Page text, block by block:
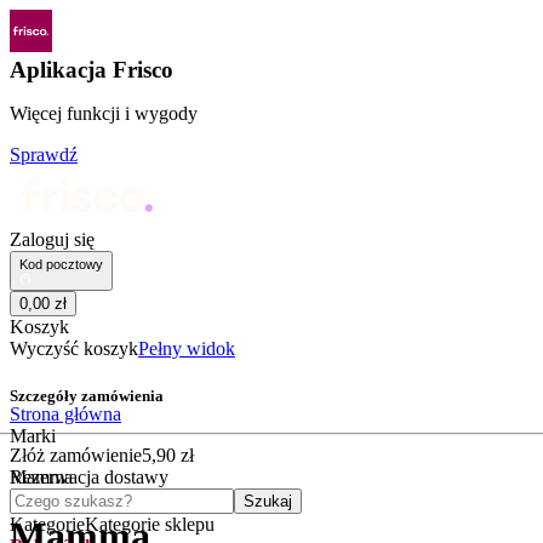
Aplikacja Frisco
Więcej funkcji i wygody
Sprawdź
Zaloguj się
Kod pocztowy
0,00 zł
Koszyk
Wyczyść koszykPełny widok
Szczegóły zamówienia
Złóż zamówienie5,90 zł
Rezerwacja dostawy
Czego szukasz?
Szukaj
KategorieKategorie sklepu
Strona główna
Marki
Mamma